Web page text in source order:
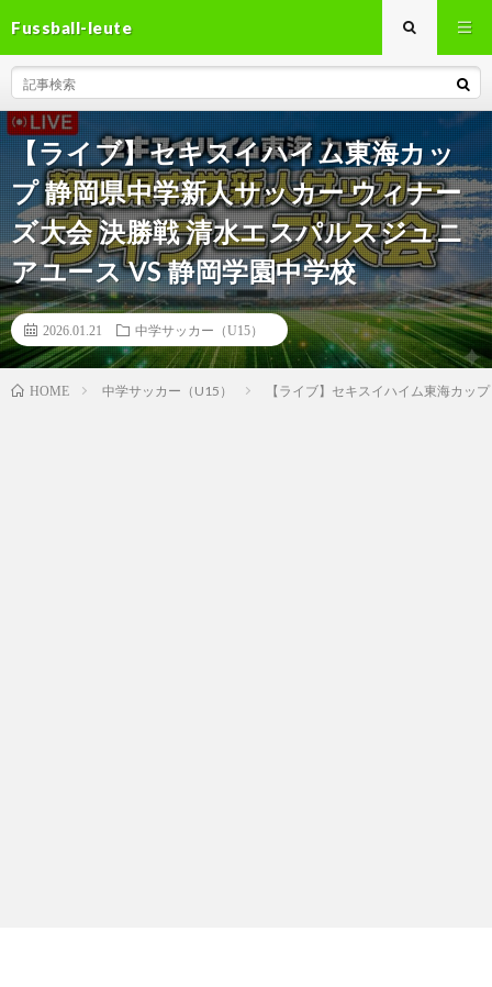
Fussball-leute
【ライブ】セキスイハイム東海カッ
プ 静岡県中学新人サッカー ウィナー
ズ大会 決勝戦 清水エスパルスジュニ
アユース VS 静岡学園中学校
2026.01.21 中学サッカー（U15）
HOME 中学サッカー（U15） 【ライブ】セキスイハイム東海カッ